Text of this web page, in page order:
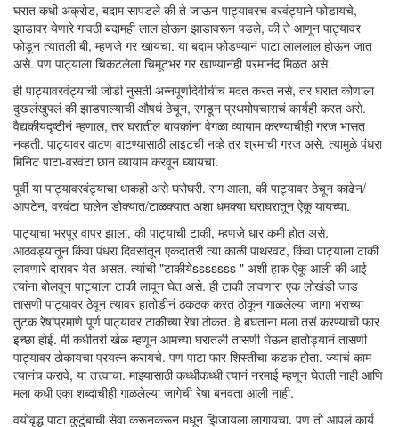
घरात कधी अक्रोड, बदाम सापडले की ते जाऊन पाट्यावरच वरवंट्याने फोडायचे,
झाडावर येणारे गावठी बदामही लाल होऊन झाडावरून पडले, की ते आणून पाट्यावर
फोडून त्यातली बी, म्हणजे गर खायचा. या बदाम फोडण्यानं पाटा लाललाल होऊन जात
असे. पण पाट्याला चिकटलेला चिमूटभर गर खाण्यानंही परमानंद मिळत असे.
ही पाट्यावरवंट्याची जोडी नुसती अन्नपूर्णादेवीचीच मदत करत नसे, तर घरात कोणाला
दुखलंखुपलं की झाडपाल्याची औषधं ठेचून, रगडून प्रथमोपचाराचं कार्यही करत असे.
वैद्यकीयदृष्टीनं म्हणाल, तर घरातील बायकांना वेगळा व्यायाम करण्याचीही गरज भासत
नव्हती. पाट्यावर वाटण वाटण्यासाठी लाइटची नव्हे तर श्रमाची गरज असे. त्यामुळे पंधरा
मिनिटं पाटा-वरवंटा छान व्यायाम करवून घ्यायचा.
पूर्वी या पाट्यावरवंट्याचा धाकही असे घरोघरी. राग आला, की पाट्यावर ठेचून काढेन/
आपटेन, वरवंटा घालेन डोक्यात/टाळक्यात अशा धमक्या घराघरातून ऐकू यायच्या.
पाट्याचा भरपूर वापर झाला, की पाट्याची टाकी, म्हणजे धार कमी होत असे.
आठवड्यातून किंवा पंधरा दिवसांतून एकदातरी त्या काळी पाथरवट, किंवा पाट्याला टाकी
लावणारे दारावर येत असत. त्यांची "टाकीयेsssssss " अशी हाक ऐकू आली की आई
त्यांना बोलवून पाट्याला टाकी लावून घेत असे. ही टाकी लावणारा एक लोखंडी जाड
तासणी पाट्यावर ठेवून त्यावर हातोडीनं ठकठक करत ठोकून गाळलेल्या जागा भराच्या
तुटक रेषांप्रमाणे पूर्ण पाट्यावर टाकीच्या रेषा ठोकत. हे बघताना मला तसं करण्याची फार
इच्छा होई. मी कधीतरी खेळ म्हणून आमच्या घरातली तासणी घेऊन हातोड्यानं तासणी
पाट्यावर ठोकायचा प्रयत्न करायचे. पण पाटा फार शिस्तीचा कडक होता. ज्याचं काम
त्यानंच करावे, या तत्त्वाचा. माझ्यासाठी कध्धीकध्धी त्यानं नरमाई म्हणून घेतली नाही आणि
मला कधी एका शब्दाचीही गाळलेल्या जागेची रेषा बनवता आली नाही.
वयोवृद्ध पाटा कुटुंबाची सेवा करूनकरून मधून झिजायला लागायचा. पण तो आपलं कार्य